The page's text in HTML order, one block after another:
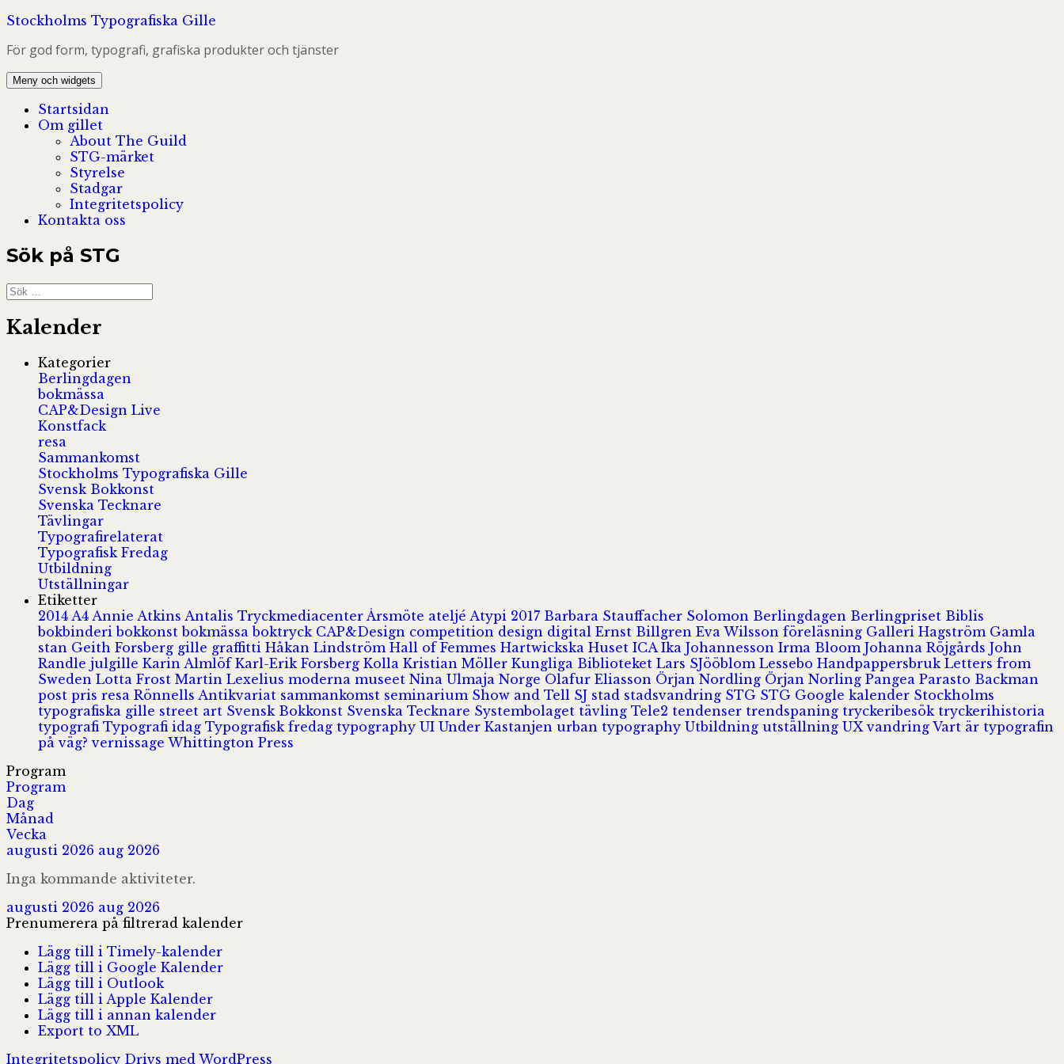
Hoppa
innehåll
Stockholms Typografiska Gille
För god form, typografi, grafiska produkter och tjänster
Meny och widgets
Startsidan
Om gillet
About The Guild
STG-märket
Styrelse
Stadgar
Integritetspolicy
Kontakta oss
Sök på STG
Sök
efter:
Kalender
Kategorier
Berlingdagen
bokmässa
CAP&Design Live
Konstfack
resa
Sammankomst
Stockholms Typografiska Gille
Svensk Bokkonst
Svenska Tecknare
Tävlingar
Typografirelaterat
Typografisk Fredag
Utbildning
Utställningar
Etiketter
2014 A4 Annie Atkins Antalis Tryckmediacenter Årsmöte ateljé Atypi 2017 Barbara Stauffacher Solomon Berlingdagen Berlingpriset Biblis
bokbinderibokkonstbokmässaboktryck CAP&Design competition design digital Ernst Billgren Eva Wilsson föreläsning Galleri Hagström Gamla
stan Geith Forsberg gille graffitti Håkan Lindström Hall of Femmes Hartwickska Huset ICA Ika Johannesson Irma Bloom Johanna Röjgårds John
Randle julgille Karin Almlöf Karl-Erik Forsberg Kolla Kristian Möller Kungliga Biblioteket Lars SJööblom Lessebo Handpappersbruk Letters from
Sweden Lotta Frost Martin Lexelius moderna museet Nina Ulmaja Norge Olafur Eliasson Örjan Nordling Örjan Norling Pangea Parasto Backman
post pris resa Rönnells Antikvariat sammankomst seminarium Show and Tell SJ stad stadsvandring STG STG Google kalender Stockholms
typografiska gille street art Svensk Bokkonst Svenska Tecknare Systembolaget tävling Tele2 tendenser trendspaning tryckeribesök tryckerihistoria
typografi Typografi idag Typografisk fredag typography UI Under Kastanjen urban typography Utbildning utställning UXvandring Vart är typografin
på väg?vernissage Whittington Press
Program
Program
Dag
Månad
Vecka
augusti 2026 aug 2026
Inga kommande aktiviteter.
augusti 2026 aug 2026
Prenumerera på filtrerad kalender
Lägg till i Timely-kalender
Lägg till i Google Kalender
Lägg till i Outlook
Lägg till i Apple Kalender
Lägg till i annan kalender
Export to XML
Integritetspolicy Drivs med WordPress